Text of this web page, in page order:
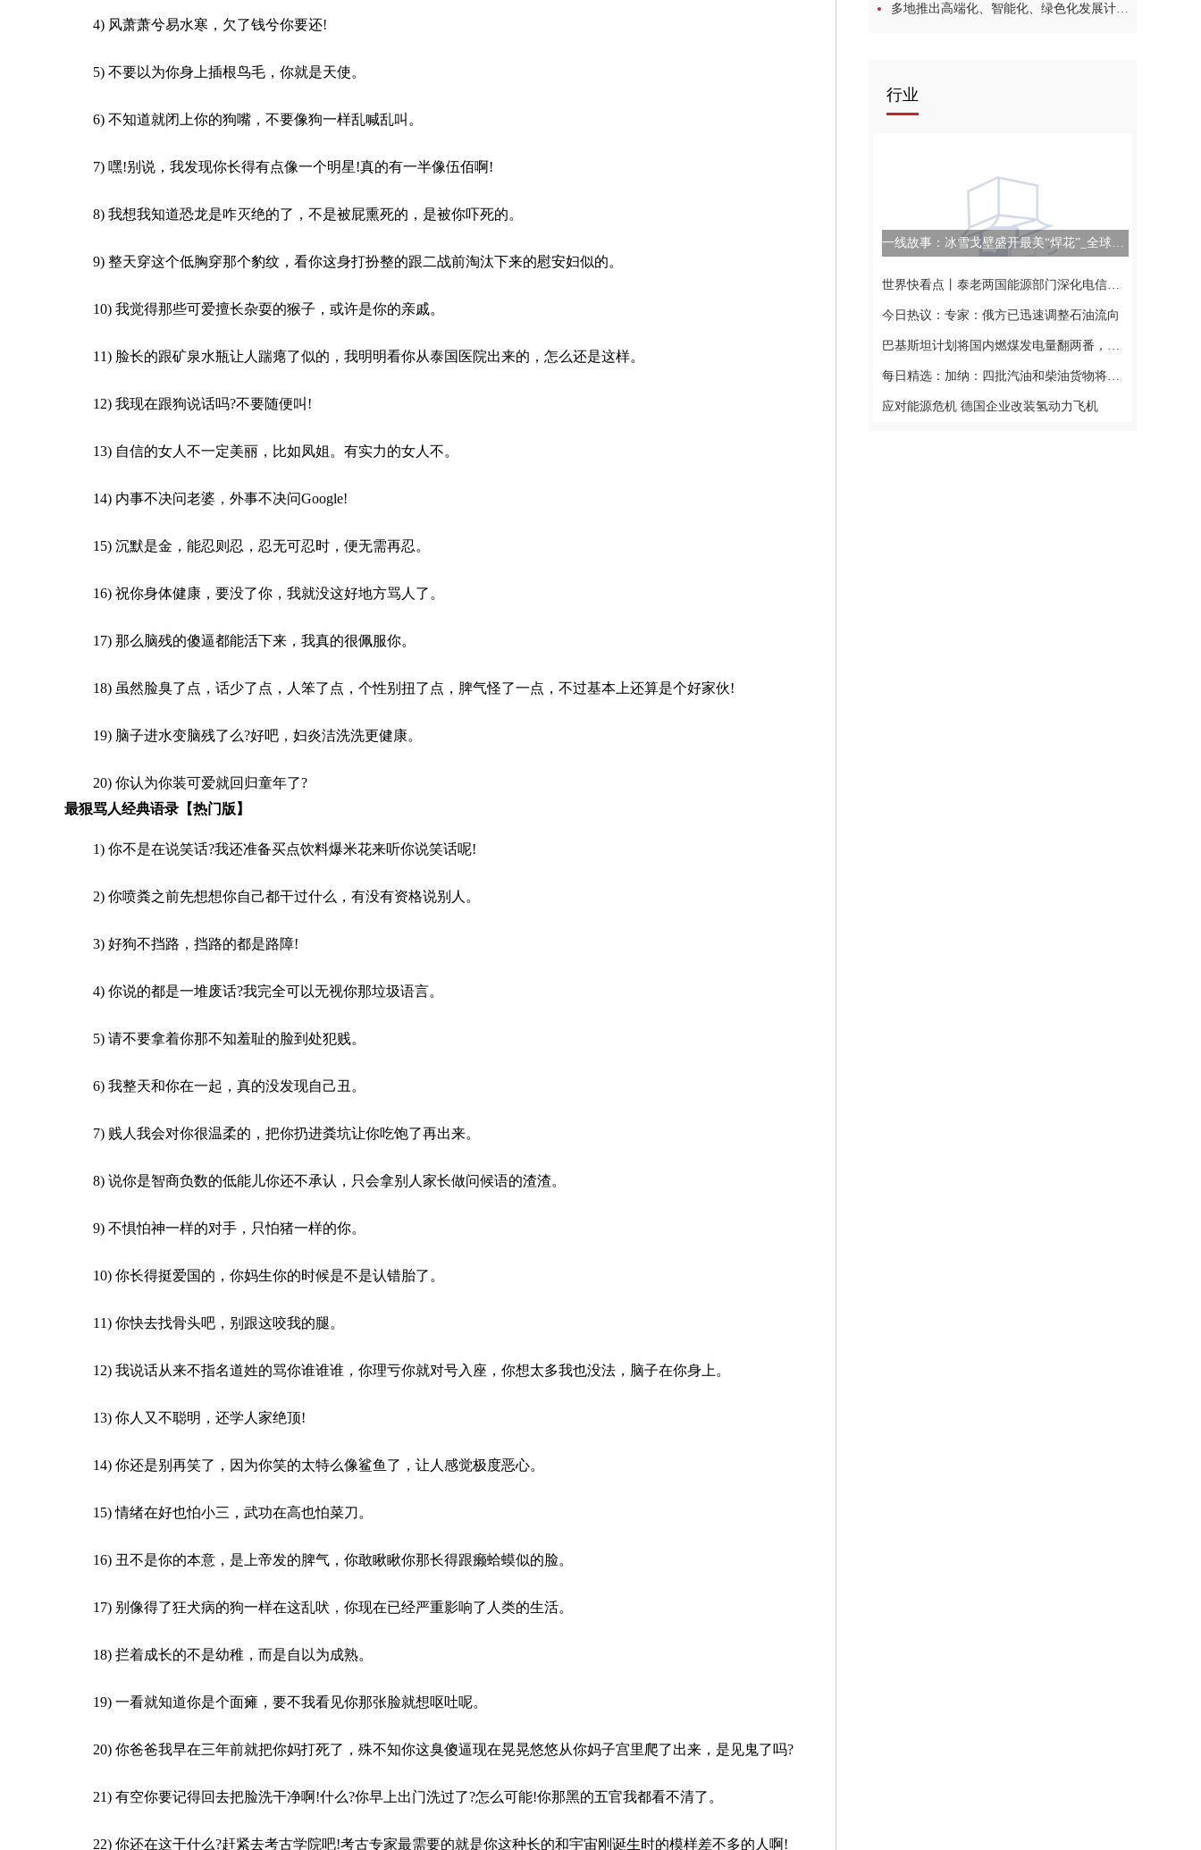
4) 风萧萧兮易水寒，欠了钱兮你要还!
5) 不要以为你身上插根鸟毛，你就是天使。
6) 不知道就闭上你的狗嘴，不要像狗一样乱喊乱叫。
7) 嘿!别说，我发现你长得有点像一个明星!真的有一半像伍佰啊!
8) 我想我知道恐龙是咋灭绝的了，不是被屁熏死的，是被你吓死的。
9) 整天穿这个低胸穿那个豹纹，看你这身打扮整的跟二战前淘汰下来的慰安妇似的。
10) 我觉得那些可爱擅长杂耍的猴子，或许是你的亲戚。
11) 脸长的跟矿泉水瓶让人踹瘪了似的，我明明看你从泰国医院出来的，怎么还是这样。
12) 我现在跟狗说话吗?不要随便叫!
13) 自信的女人不一定美丽，比如凤姐。有实力的女人不。
14) 内事不决问老婆，外事不决问Google!
15) 沉默是金，能忍则忍，忍无可忍时，便无需再忍。
16) 祝你身体健康，要没了你，我就没这好地方骂人了。
17) 那么脑残的傻逼都能活下来，我真的很佩服你。
18) 虽然脸臭了点，话少了点，人笨了点，个性别扭了点，脾气怪了一点，不过基本上还算是个好家伙!
19) 脑子进水变脑残了么?好吧，妇炎洁洗洗更健康。
20) 你认为你装可爱就回归童年了?
最狠骂人经典语录【热门版】
1) 你不是在说笑话?我还准备买点饮料爆米花来听你说笑话呢!
2) 你喷粪之前先想想你自己都干过什么，有没有资格说别人。
3) 好狗不挡路，挡路的都是路障!
4) 你说的都是一堆废话?我完全可以无视你那垃圾语言。
5) 请不要拿着你那不知羞耻的脸到处犯贱。
6) 我整天和你在一起，真的没发现自己丑。
7) 贱人我会对你很温柔的，把你扔进粪坑让你吃饱了再出来。
8) 说你是智商负数的低能儿你还不承认，只会拿别人家长做问候语的渣渣。
9) 不惧怕神一样的对手，只怕猪一样的你。
10) 你长得挺爱国的，你妈生你的时候是不是认错胎了。
11) 你快去找骨头吧，别跟这咬我的腿。
12) 我说话从来不指名道姓的骂你谁谁谁，你理亏你就对号入座，你想太多我也没法，脑子在你身上。
13) 你人又不聪明，还学人家绝顶!
14) 你还是别再笑了，因为你笑的太特么像鲨鱼了，让人感觉极度恶心。
15) 情绪在好也怕小三，武功在高也怕菜刀。
16) 丑不是你的本意，是上帝发的脾气，你敢瞅瞅你那长得跟癞蛤蟆似的脸。
17) 别像得了狂犬病的狗一样在这乱吠，你现在已经严重影响了人类的生活。
18) 拦着成长的不是幼稚，而是自以为成熟。
19) 一看就知道你是个面瘫，要不我看见你那张脸就想呕吐呢。
20) 你爸爸我早在三年前就把你妈打死了，殊不知你这臭傻逼现在晃晃悠悠从你妈子宫里爬了出来，是见鬼了吗?
21) 有空你要记得回去把脸洗干净啊!什么?你早上出门洗过了?怎么可能!你那黑的五官我都看不清了。
22) 你还在这干什么?赶紧去考古学院吧!考古专家最需要的就是你这种长的和宇宙刚诞生时的模样差不多的人啊!
多地推出高端化、智能化、绿色化发展计划——制造业加快转型升级:环球热议
行业
一线故事：冰雪戈壁盛开最美“焊花”_全球速讯
世界快看点丨泰老两国能源部门深化电信和能源领域的合作
今日热议：专家：俄方已迅速调整石油流向
巴基斯坦计划将国内燃煤发电量翻两番，远离天然气
每日精选：加纳：四批汽油和柴油货物将根据石油换黄金计划运抵
应对能源危机 德国企业改装氢动力飞机